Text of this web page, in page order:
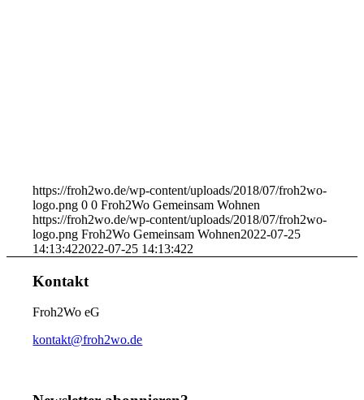
https://froh2wo.de/wp-content/uploads/2018/07/froh2wo-
logo.png 0 0 Froh2Wo Gemeinsam Wohnen
https://froh2wo.de/wp-content/uploads/2018/07/froh2wo-
logo.png Froh2Wo Gemeinsam Wohnen2022-07-25
14:13:422022-07-25 14:13:422
Kontakt
Froh2Wo eG
kontakt@froh2wo.de